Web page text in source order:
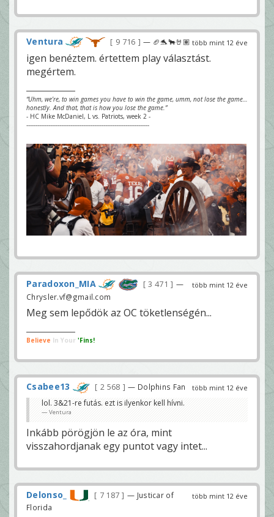
több mint 12 éve
Ventura 9 716 — 🏈🐬🐂🤘🏽
igen benéztem. értettem play választást.
megértem.
“Uhm, we’re, to win games you have to win the game, umm, not lose the game…
honestly. And that, that is how you lose the game.”
- HC Mike McDaniel, L vs. Patriots, week 2 -
-------------------------------------------------------------------
több mint 12 éve
Paradoxon_MIA 3 471
—
Chrysler.vf@gmail.com
Meg sem lepődök az OC töketlenségén...
Believe In Your 'Fins!
több mint 12 éve
Csabee13 2 568 — Dolphins Fan
lol. 3&21-re futás. ezt is ilyenkor kell hívni.
Ventura
Inkább pörögjön le az óra, mint
visszahordjanak egy puntot vagy intet...
több mint 12 éve
Delonso_ 7 187
— Justicar of
Florida